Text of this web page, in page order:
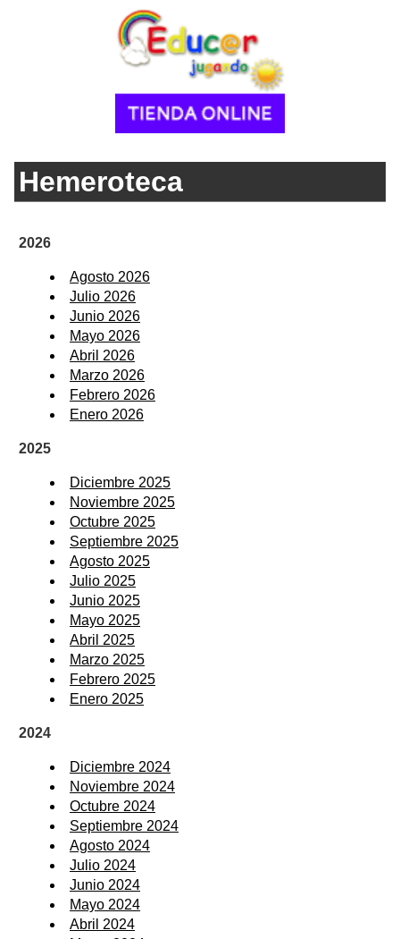
Hemeroteca
2026
Agosto 2026
Julio 2026
Junio 2026
Mayo 2026
Abril 2026
Marzo 2026
Febrero 2026
Enero 2026
2025
Diciembre 2025
Noviembre 2025
Octubre 2025
Septiembre 2025
Agosto 2025
Julio 2025
Junio 2025
Mayo 2025
Abril 2025
Marzo 2025
Febrero 2025
Enero 2025
2024
Diciembre 2024
Noviembre 2024
Octubre 2024
Septiembre 2024
Agosto 2024
Julio 2024
Junio 2024
Mayo 2024
Abril 2024